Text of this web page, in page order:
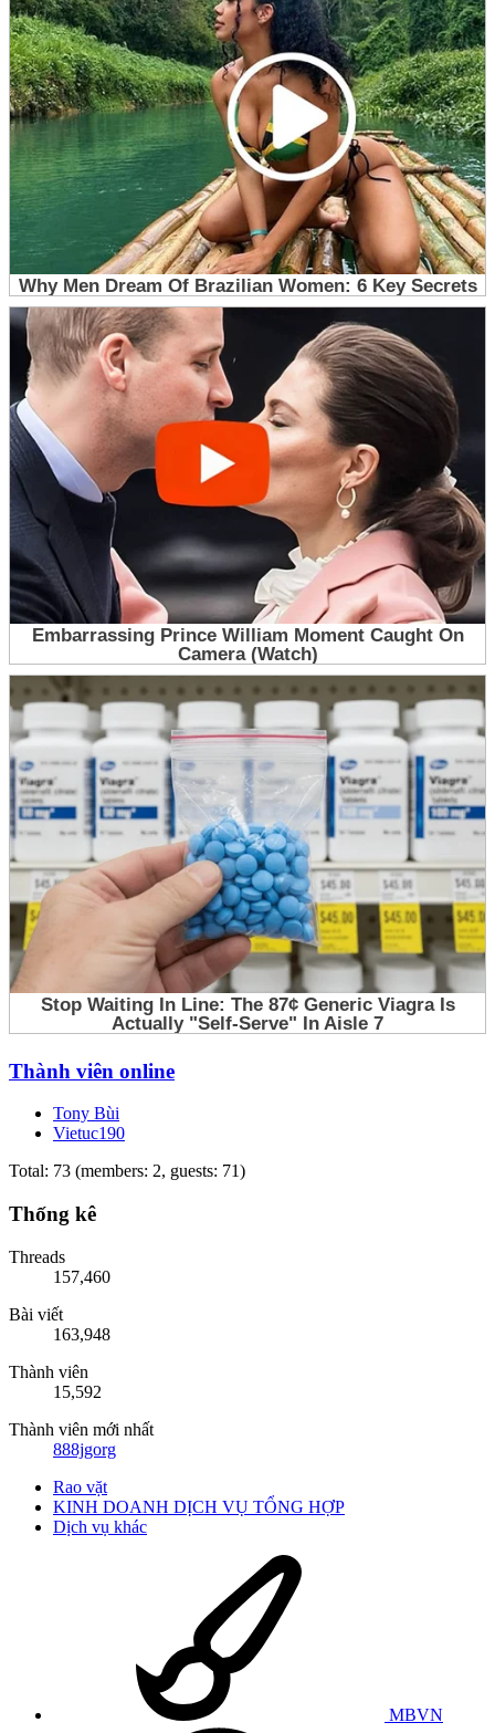
Thành viên online
Tony Bùi
Vietuc190
Total: 73 (members: 2, guests: 71)
Thống kê
Threads
157,460
Bài viết
163,948
Thành viên
15,592
Thành viên mới nhất
888jgorg
Rao vặt
KINH DOANH DỊCH VỤ TỔNG HỢP
Dịch vụ khác
MBVN